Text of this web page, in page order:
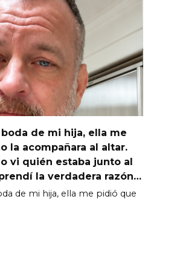
de mi hija, ella me
la acompañara al altar.
vi quién estaba junto al
la verdadera razón…
de mi hija, ella me pidió que